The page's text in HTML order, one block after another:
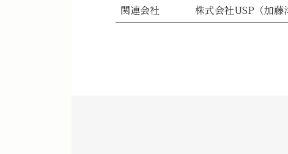
関連会社
株式会社USP（加藤